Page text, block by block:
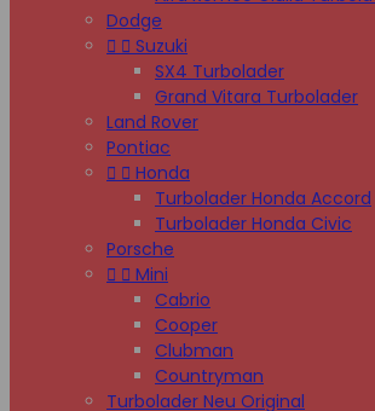
Dodge
  Suzuki
SX4 Turbolader
Grand Vitara Turbolader
Land Rover
Pontiac
  Honda
Turbolader Honda Accord
Turbolader Honda Civic
Porsche
  Mini
Cabrio
Cooper
Clubman
Countryman
Turbolader Neu Original